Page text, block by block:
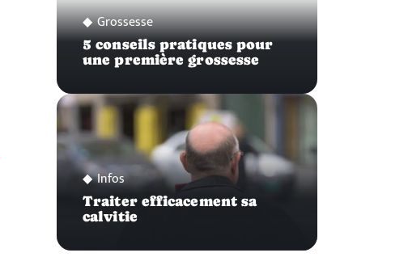
Grossesse
5 conseils pratiques pour
une première grossesse
Infos
Traiter efficacement sa
calvitie